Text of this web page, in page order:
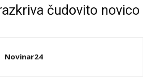
čudovito novico
Novinar24